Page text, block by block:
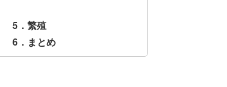
繁殖
まとめ